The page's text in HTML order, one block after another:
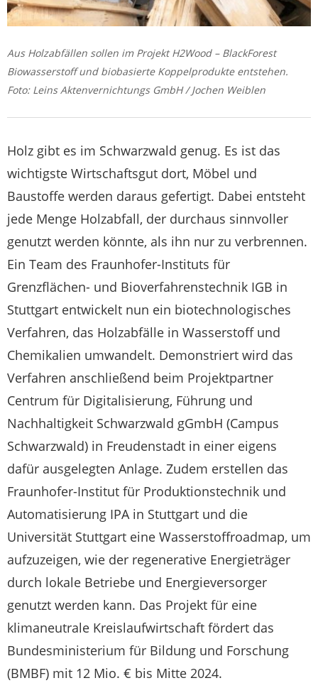
Aus Holzabfällen sollen im Projekt H2Wood – BlackForest
Biowasserstoff und biobasierte Koppelprodukte entstehen.
Foto: Leins Aktenvernichtungs GmbH / Jochen Weiblen
Holz gibt es im Schwarzwald genug. Es ist das
wichtigste Wirtschaftsgut dort, Möbel und
Baustoffe werden daraus gefertigt. Dabei entsteht
jede Menge Holzabfall, der durchaus sinnvoller
genutzt werden könnte, als ihn nur zu verbrennen.
Ein Team des Fraunhofer-Instituts für
Grenzflächen- und Bioverfahrenstechnik IGB in
Stuttgart entwickelt nun ein biotechnologisches
Verfahren, das Holzabfälle in Wasserstoff und
Chemikalien umwandelt. Demonstriert wird das
Verfahren anschließend beim Projektpartner
Centrum für Digitalisierung, Führung und
Nachhaltigkeit Schwarzwald gGmbH (Campus
Schwarzwald) in Freudenstadt in einer eigens
dafür ausgelegten Anlage. Zudem erstellen das
Fraunhofer-Institut für Produktionstechnik und
Automatisierung IPA in Stuttgart und die
Universität Stuttgart eine Wasserstoffroadmap, um
aufzuzeigen, wie der regenerative Energieträger
durch lokale Betriebe und Energieversorger
genutzt werden kann. Das Projekt für eine
klimaneutrale Kreislaufwirtschaft fördert das
Bundesministerium für Bildung und Forschung
(BMBF) mit 12 Mio. € bis Mitte 2024.